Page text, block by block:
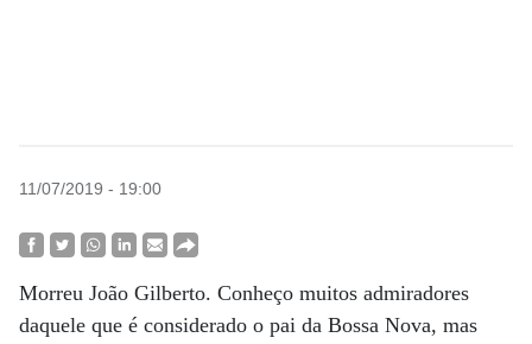
11/07/2019 - 19:00
Morreu João Gilberto. Conheço muitos admiradores
daquele que é considerado o pai da Bossa Nova, mas